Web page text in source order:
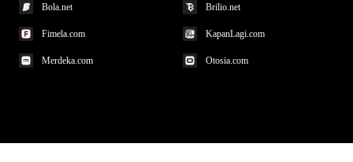
Bola.net Brilio.net
Fimela.com KapanLagi.com
Merdeka.com Otosia.com